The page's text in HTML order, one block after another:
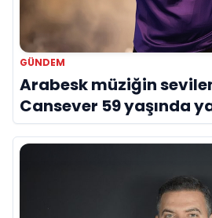
GÜNDEM
Arabesk müziğin
Cansever 59 yaşında